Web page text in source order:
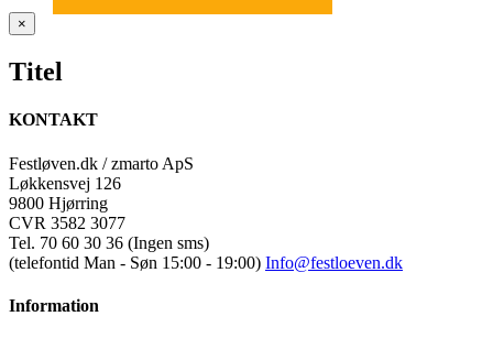
100,00 kr.
Close
product
view
×
Titel
KONTAKT
Festløven.dk / zmarto ApS
Løkkensvej 126
9800 Hjørring
CVR 3582 3077
Tel. 70 60 30 36 (Ingen sms)
(telefontid Man - Søn 15:00 - 19:00) Info@festloeven.dk
Information